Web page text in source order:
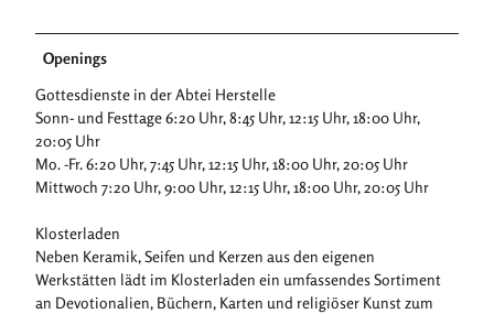
Openings
Gottesdienste in der Abtei Herstelle
Sonn- und Festtage 6:20 Uhr, 8:45 Uhr, 12:15 Uhr, 18:00 Uhr,
20:05 Uhr
Mo. -Fr. 6:20 Uhr, 7:45 Uhr, 12:15 Uhr, 18:00 Uhr, 20:05 Uhr
Mittwoch 7:20 Uhr, 9:00 Uhr, 12:15 Uhr, 18:00 Uhr, 20:05 Uhr
Klosterladen
Neben Keramik, Seifen und Kerzen aus den eigenen
Werkstätten lädt im Klosterladen ein umfassendes Sortiment
an Devotionalien, Büchern, Karten und religiöser Kunst zum